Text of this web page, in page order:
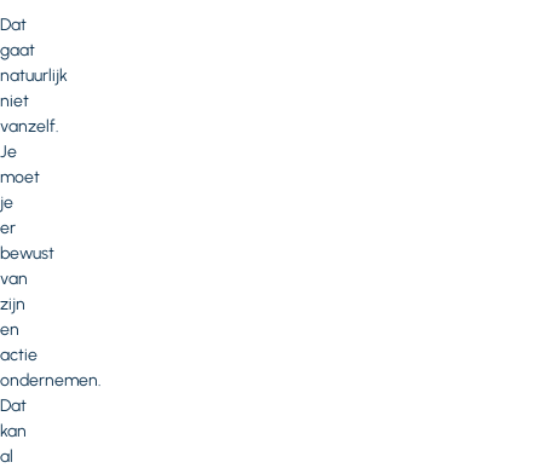
Dat
gaat
natuurlijk
niet
vanzelf.
Je
moet
je
er
bewust
van
zijn
en
actie
ondernemen.
Dat
kan
al